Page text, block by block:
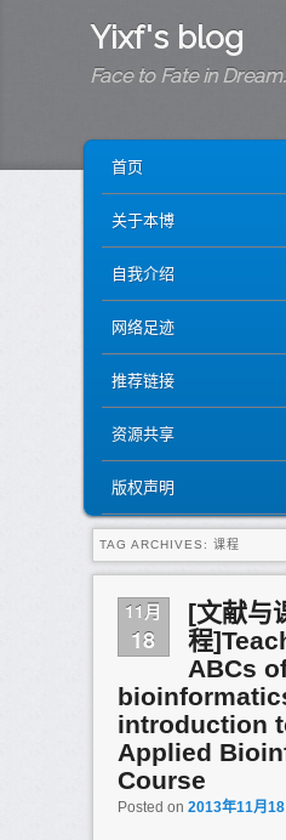
Yixf's blog
Face to Fate in Dream.
SKIP TO PRIMARY
SKIP TO SECONDARY
首页
关于本博
自我介绍
网络足迹
推荐链接
资源共享
版权声明
TAG ARCHIVES: 课程
11月
18
[文献与
程
ABCs
introduction
Applied
Course
Posted on 2013年11月18